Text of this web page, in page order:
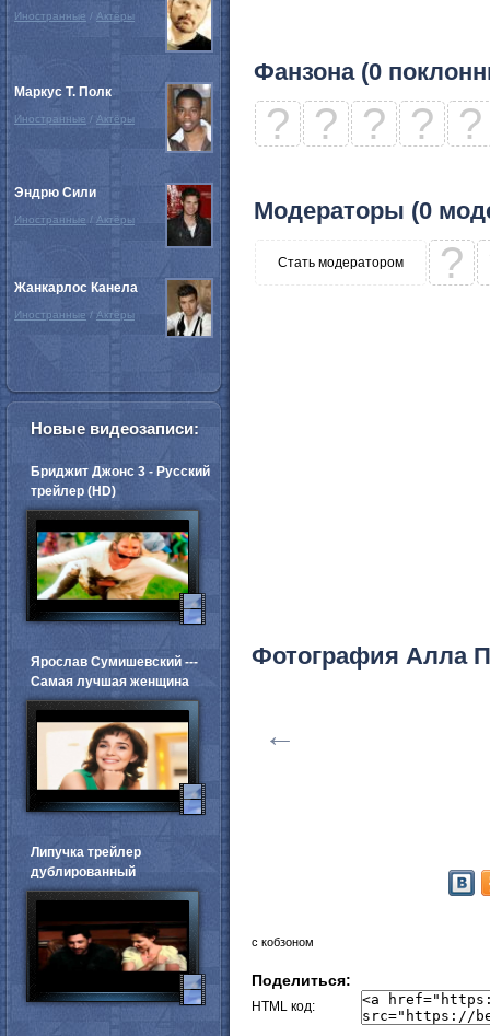
Фанзона (0
? ? ? ? ?
Модераторы (0
Стать модератором ?
Фотография Алла
←
с кобзоном
Поделиться:
HTML код:
Иностранные / Актёры
Маркус Т. Полк
Иностранные / Актёры
Эндрю Сили
Иностранные / Актёры
Жанкарлос Канела
Иностранные / Актёры
Новые видеозаписи:
Бриджит Джонс 3 - Русский
трейлер (HD)
Ярослав Сумишевский ---
Самая лучшая женщина
Липучка трейлер
дублированный